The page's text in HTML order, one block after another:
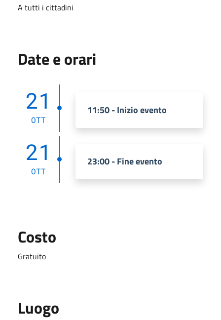
A tutti i cittadini
Date e orari
21
OTT
11:50 - Inizio evento
21
OTT
23:00 - Fine evento
Costo
Gratuito
Luogo